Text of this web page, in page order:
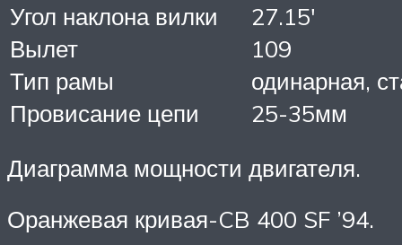
Угол наклона вилки
27.15′
Вылет
109
Тип рамы
одинарная,
Провисание цепи
25-35мм
Диаграмма мощности двигателя.
Оранжевая кривая-CB 400 SF ’94.